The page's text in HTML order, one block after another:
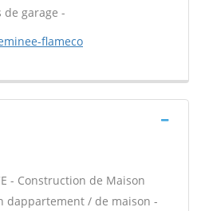
de garage -
flameco
- Construction de Maison
/ de maison -